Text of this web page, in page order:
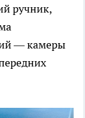
ручник,
— камеры